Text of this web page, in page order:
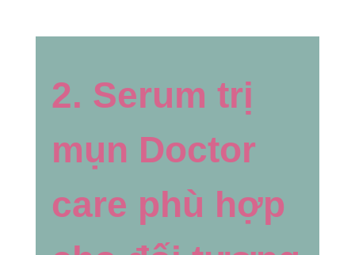
2. Serum trị
mụn Doctor
care phù hợp